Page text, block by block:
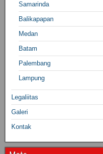
Samarinda
Balikapapan
Medan
Batam
Palembang
Lampung
Legaliitas
Galeri
Kontak